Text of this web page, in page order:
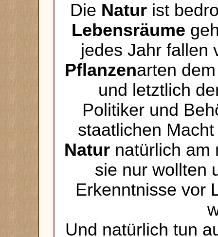
Die Natur ist
Lebensräume
jedes Jahr fallen
Pflanzenarten
und letztlich
Politiker und
staatlichen
Natur natürlich am
sie nur wollten
Erkenntnisse vor
Und natürlich tun